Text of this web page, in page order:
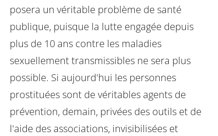
posera un véritable problème de santé
publique, puisque la lutte engagée depuis
plus de 10 ans contre les maladies
sexuellement transmissibles ne sera plus
possible. Si aujourd'hui les personnes
prostituées sont de véritables agents de
prévention, demain, privées des outils et de
l'aide des associations, invisibilisées et